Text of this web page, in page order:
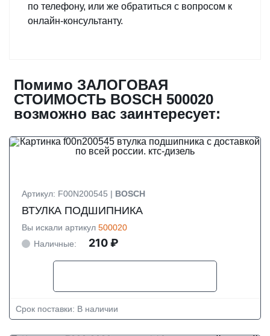
по телефону, или же обратиться с вопросом к
онлайн-консультанту.
Помимо ЗАЛОГОВАЯ
СТОИМОСТЬ BOSCH 500020
возможно вас заинтересует:
Артикул: F00N200545 | BOSCH
ВТУЛКА ПОДШИПНИКА
Вы искали артикул 500020
Наличные:
210 ₽
Срок поставки: В наличии